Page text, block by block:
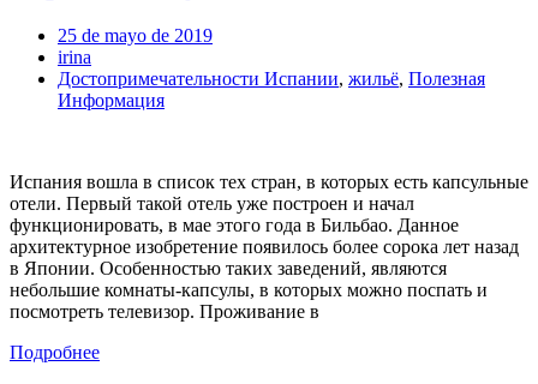
25 de mayo de 2019
irina
Достопримечательности Испании, жильё, Полезная
Информация
Испания вошла в список тех стран, в которых есть капсульные
отели. Первый такой отель уже построен и начал
функционировать, в мае этого года в Бильбао. Данное
архитектурное изобретение появилось более сорока лет назад
в Японии. Особенностью таких заведений, являются
небольшие комнаты-капсулы, в которых можно поспать и
посмотреть телевизор. Проживание в
Подробнее